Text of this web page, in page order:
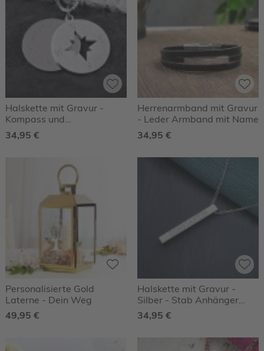
Halskette mit Gravur -
Kompass und
Geokoordinaten - Silber -
Personalisiert
34,95 €
Herrenarmband mit Gravur
- Leder Armband mit Name
34,95 €
Personalisierte Gold
Laterne - Dein Weg
49,95 €
Halskette mit Gravur -
Silber - Stab Anhänger
graviert - Personalisiert
34,95 €